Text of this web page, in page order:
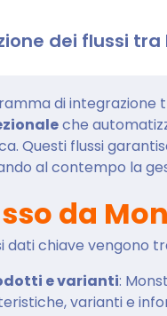
dei flussi
di integrazione
che
Questi flussi
al contempo la
da
dati chiave vengono
e varianti:
varianti e